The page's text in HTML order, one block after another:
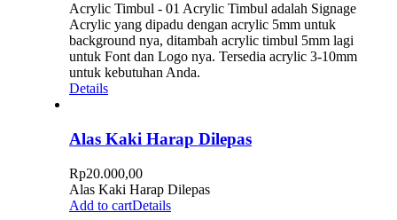
Acrylic Timbul - 01 Acrylic Timbul adalah Signage
Acrylic yang dipadu dengan acrylic 5mm untuk
background nya, ditambah acrylic timbul 5mm lagi
untuk Font dan Logo nya. Tersedia acrylic 3-10mm
untuk kebutuhan Anda.
Details
Alas Kaki Harap Dilepas
Rp20.000,00
Alas Kaki Harap Dilepas
Add to cartDetails